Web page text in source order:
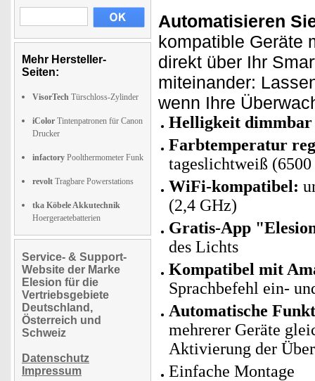
Mehr Hersteller-
Seiten:
VisorTech Türschloss-Zylinder
iColor Tintenpatronen für Canon
Drucker
infactory Poolthermometer Funk
revolt Tragbare Powerstations
tka Köbele Akkutechnik
Hoergeraetebatterien
Service- & Support-
Website der Marke
Elesion für die
Vertriebsgebiete
Deutschland,
Österreich und
Schweiz
Datenschutz
Impressum
Automatisieren
kompatible Geräte
direkt über Ihr
miteinander:
wenn Ihre
Helligkeit dimmbar
Farbtemperatur
tageslichtweiß
WiFi-kompatibel:
(2,4 GHz)
Gratis-App
des Lichts
Kompatibel mit
Sprachbefehl ein-
Automatische
mehrerer Geräte
Aktivierung der
Einfache Montage